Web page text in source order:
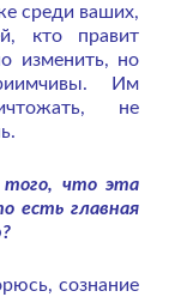
среди ваших,
кто правит
изменить, но
Им
не
того, что эта
есть главная
сознание